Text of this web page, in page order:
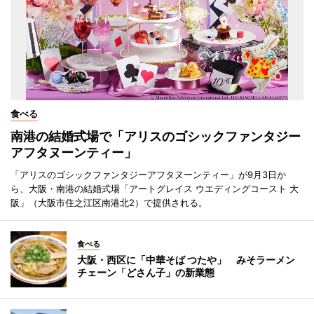
食べる
南港の結婚式場で「アリスのゴシックファンタジー
アフタヌーンティー」
「アリスのゴシックファンタジーアフタヌーンティー」が9月3日か
ら、大阪・南港の結婚式場「アートグレイス ウエディングコースト 大
阪」（大阪市住之江区南港北2）で提供される。
食べる
大阪・西区に「中華そば つたや」 みそラーメン
チェーン「どさん子」の新業態